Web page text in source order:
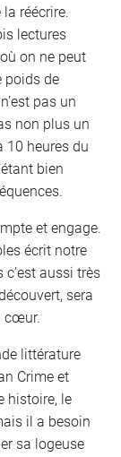
la réécrire.
lectures
on ne peut
poids de
pas un
non plus un
10 heures du
bien
et engage.
écrit notre
aussi très
sera
cœur.
littérature
Crime et
histoire, le
il a besoin
sa logeuse